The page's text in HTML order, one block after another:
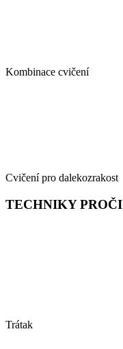
Kombinace cvičení
Cvičení pro dalekozrakost
TECHNIKY
Trátak